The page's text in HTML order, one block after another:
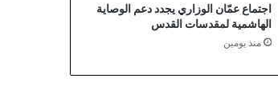
اجتماع عمّان الوزاري يجدد دعم الوصاية
الهاشمية لمقدسات القدس
منذ يومين